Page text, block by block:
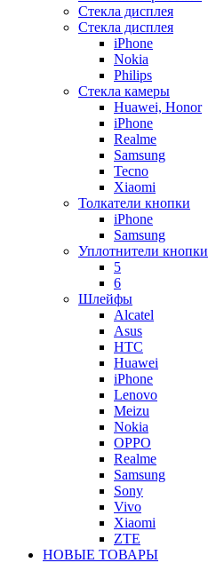
Стекла дисплея
Стекла дисплея
iPhone
Nokia
Philips
Стекла камеры
Huawei, Honor
iPhone
Realme
Samsung
Tecno
Xiaomi
Толкатели кнопки
iPhone
Samsung
Уплотнители кнопки
5
6
Шлейфы
Alcatel
Asus
HTC
Huawei
iPhone
Lenovo
Meizu
Nokia
OPPO
Realme
Samsung
Sony
Vivo
Xiaomi
ZTE
НОВЫЕ ТОВАРЫ